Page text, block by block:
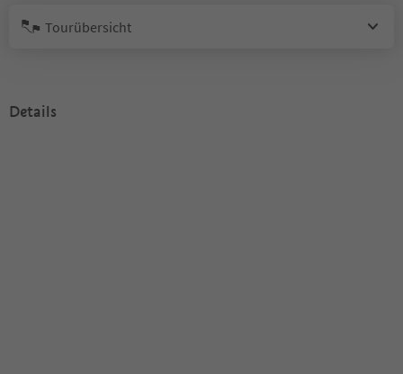
Tourübersicht
Details